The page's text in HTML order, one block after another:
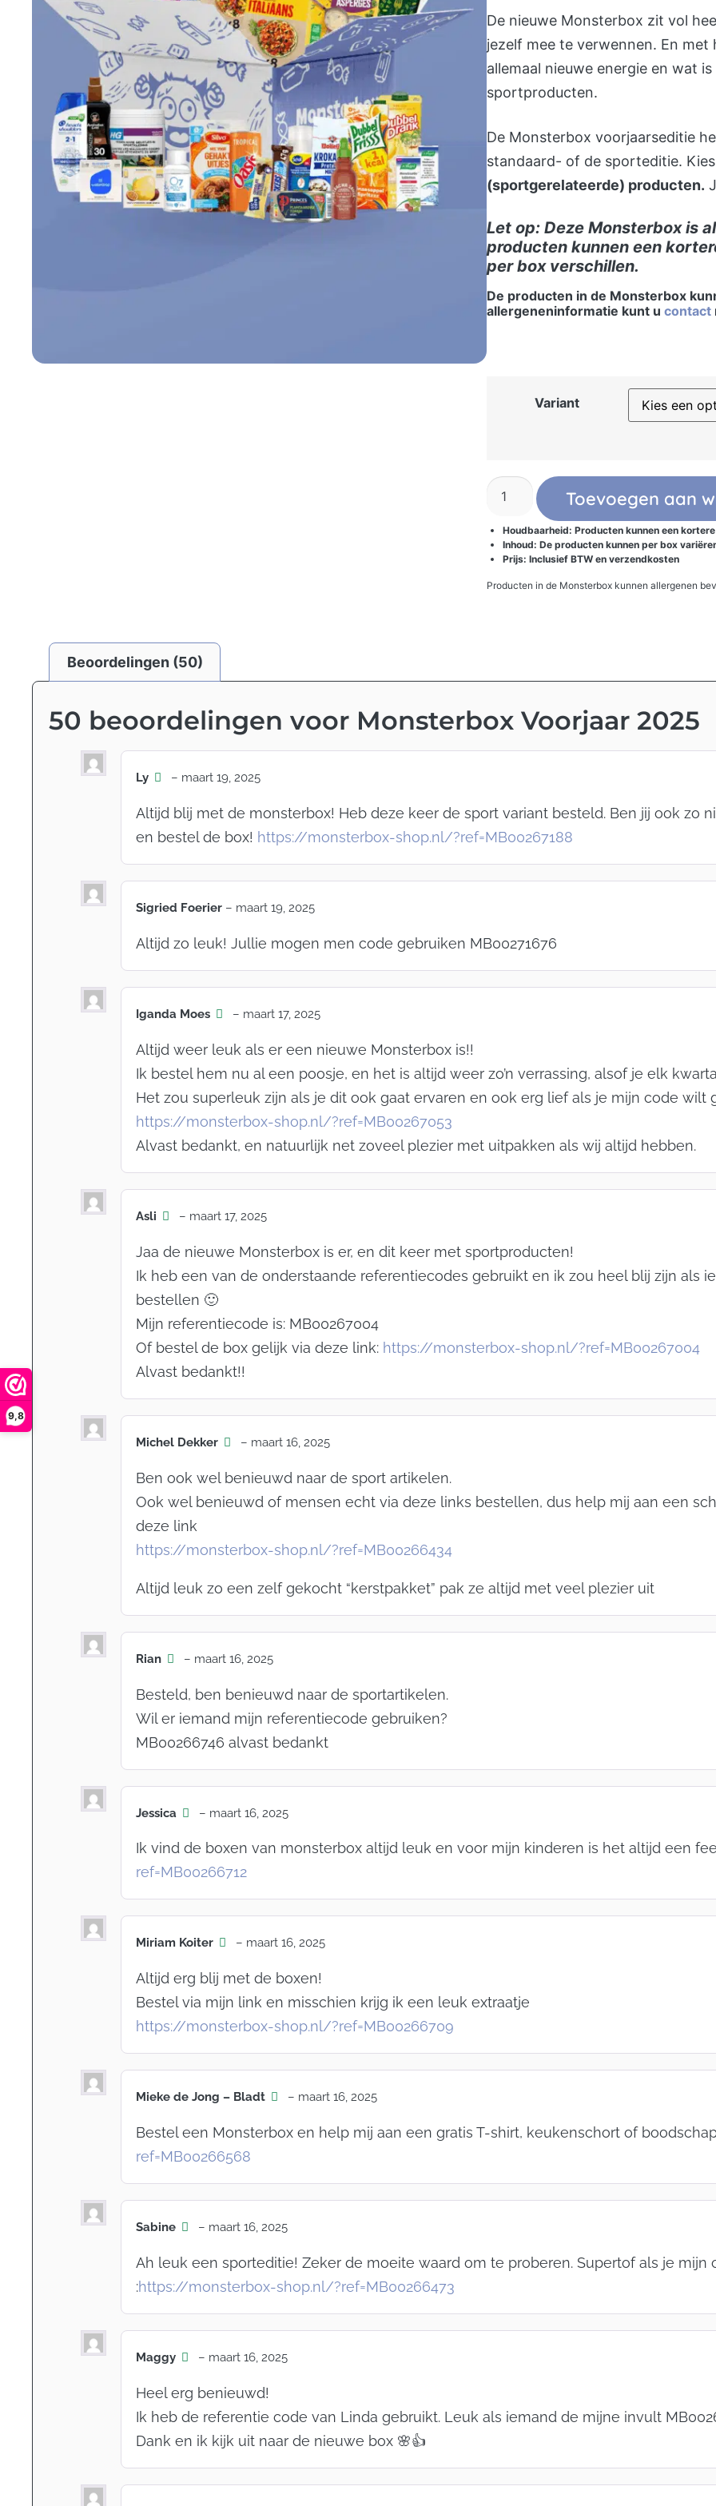
9,8
De nieuwe Monsterbox zit vol
jezelf mee te verwennen. En
allemaal nieuwe energie en wat
sportproducten.
De Monsterbox voorjaarseditie
standaard- of de sporteditie.
(sportgerelateerde) producten.
Let op: Deze Monsterbox is
producten kunnen een
per box verschillen.
De producten in de Monsterbox
allergeneninformatie kunt u contact
Variant
Toevoegen aan
Houdbaarheid: Producten kunnen een
Inhoud: De producten kunnen per box
Prijs: Inclusief BTW en verzendkosten
Producten in de Monsterbox kunnen allergenen
Beoordelingen (50)
50 beoordelingen voor Monsterbox Voorjaar 2025
Ly – maart 19, 2025
Altijd blij met de monsterbox! Heb deze keer de sport variant besteld. Ben jij ook zo
en bestel de box! https://monsterbox-shop.nl/?ref=MB00267188
Sigried Foerier – maart 19, 2025
Altijd zo leuk! Jullie mogen men code gebruiken MB00271676
Iganda Moes – maart 17, 2025
Altijd weer leuk als er een nieuwe Monsterbox is!!
Ik bestel hem nu al een poosje, en het is altijd weer zo’n verrassing, alsof je elk
Het zou superleuk zijn als je dit ook gaat ervaren en ook erg lief als je mijn code wilt
https://monsterbox-shop.nl/?ref=MB00267053
Alvast bedankt, en natuurlijk net zoveel plezier met uitpakken als wij altijd hebben.
Asli – maart 17, 2025
Jaa de nieuwe Monsterbox is er, en dit keer met sportproducten!
Ik heb een van de onderstaande referentiecodes gebruikt en ik zou heel blij zijn als
bestellen 🙂
Mijn referentiecode is: MB00267004
Of bestel de box gelijk via deze link: https://monsterbox-shop.nl/?ref=MB00267004
Alvast bedankt!!
Michel Dekker – maart 16, 2025
Ben ook wel benieuwd naar de sport artikelen.
Ook wel benieuwd of mensen echt via deze links bestellen, dus help mij aan een
deze link
https://monsterbox-shop.nl/?ref=MB00266434
Altijd leuk zo een zelf gekocht “kerstpakket” pak ze altijd met veel plezier uit
Rian – maart 16, 2025
Besteld, ben benieuwd naar de sportartikelen.
Wil er iemand mijn referentiecode gebruiken?
MB00266746 alvast bedankt
Jessica – maart 16, 2025
Ik vind de boxen van monsterbox altijd leuk en voor mijn kinderen is het altijd een
ref=MB00266712
Miriam Koiter – maart 16, 2025
Altijd erg blij met de boxen!
Bestel via mijn link en misschien krijg ik een leuk extraatje
https://monsterbox-shop.nl/?ref=MB00266709
Mieke de Jong – Bladt – maart 16, 2025
Bestel een Monsterbox en help mij aan een gratis T-shirt, keukenschort of
ref=MB00266568
Sabine – maart 16, 2025
Ah leuk een sporteditie! Zeker de moeite waard om te proberen. Supertof als je mijn
:https://monsterbox-shop.nl/?ref=MB00266473
Maggy – maart 16, 2025
Heel erg benieuwd!
Ik heb de referentie code van Linda gebruikt. Leuk als iemand de mijne invult
Dank en ik kijk uit naar de nieuwe box 🌸👍